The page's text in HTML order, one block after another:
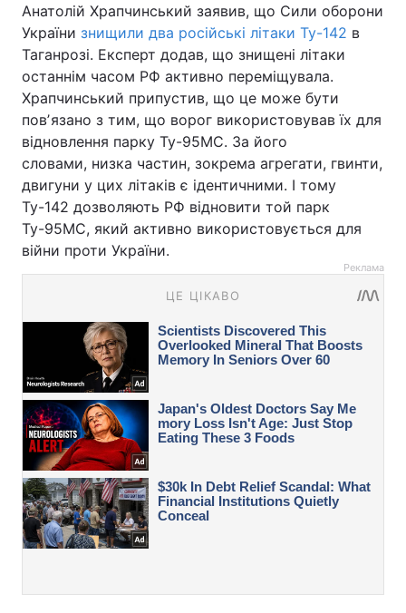
Анатолій Храпчинський заявив, що Сили оборони
України знищили два російські літаки Ту-142 в
Таганрозі. Експерт додав, що знищені літаки
останнім часом РФ активно переміщувала.
Храпчинський припустив, що це може бути
повʼязано з тим, що ворог використовував їх для
відновлення парку Ту-95МС. За його
словами, низка частин, зокрема агрегати, гвинти,
двигуни у цих літаків є ідентичними. І тому
Ту-142 дозволяють РФ відновити той парк
Ту-95МС, який активно використовується для
війни проти України.
Реклама